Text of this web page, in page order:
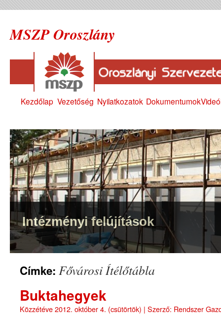
MSZP Oroszlány
Kezdőlap Vezetőség Nyilatkozatok Dokumentumok
Intézményi felújítások
Címke: Fővárosi Ítélőtábla
Buktahegyek
Közzétéve2012. október 4. (csütörtök) | Szerző: Rendszer